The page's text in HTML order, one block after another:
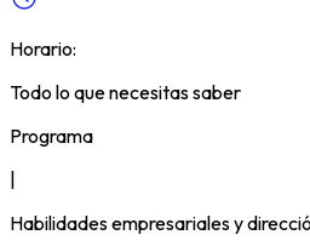
Horario:
Todo lo que necesitas saber
Programa
|
Habilidades empresariales y